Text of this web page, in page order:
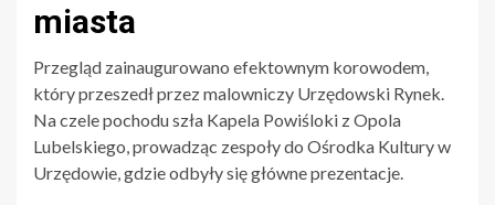
miasta
Przegląd zainaugurowano efektownym korowodem,
który przeszedł przez malowniczy Urzędowski Rynek.
Na czele pochodu szła Kapela Powiśloki z Opola
Lubelskiego, prowadząc zespoły do Ośrodka Kultury w
Urzędowie, gdzie odbyły się główne prezentacje.